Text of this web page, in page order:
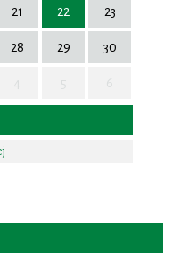
21 22 23
28 29 30